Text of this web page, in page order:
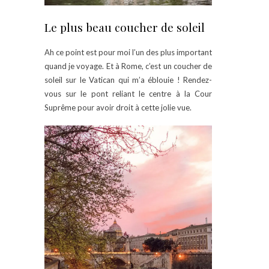
Le plus beau coucher de soleil
Ah ce point est pour moi l’un des plus important
quand je voyage. Et à Rome, c’est un coucher de
soleil sur le Vatican qui m’a éblouie ! Rendez-
vous sur le pont reliant le centre à la Cour
Suprême pour avoir droit à cette jolie vue.